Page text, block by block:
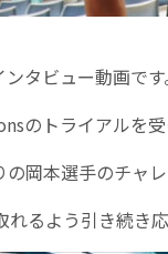
タビュー動画で
のトライアルを
岡本選手のチャ
るよう引き続き